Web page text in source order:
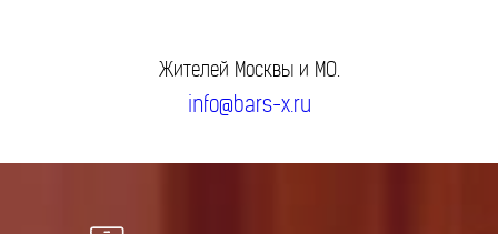
Жителей Москвы и МО.
info@bars-x.ru